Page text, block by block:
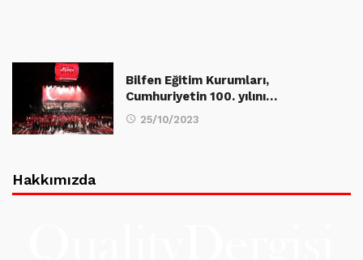
Bilfen Eğitim Kurumları,
Cumhuriyetin 100. yılını…
25/10/2023
Hakkımızda